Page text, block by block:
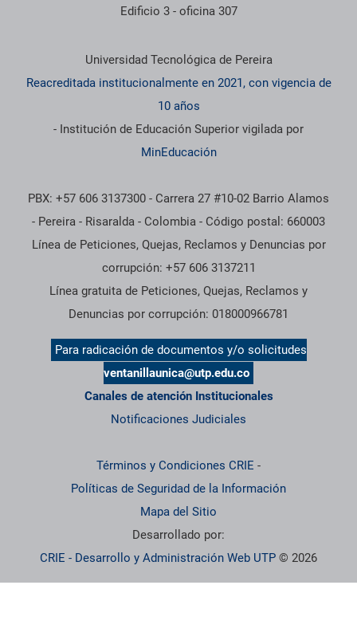
Edificio 3 - oficina 307
Información institucional
Universidad Tecnológica de Pereira
Reacreditada institucionalmente en 2021, con vigencia de
10 años
- Institución de Educación Superior vigilada por
MinEducación
PBX: +57 606 3137300 - Carrera 27 #10-02 Barrio Alamos
- Pereira - Risaralda - Colombia - Código postal: 660003
Línea de Peticiones, Quejas, Reclamos y Denuncias por
corrupción: +57 606 3137211
Línea gratuita de Peticiones, Quejas, Reclamos y
Denuncias por corrupción: 018000966781
Para radicación de documentos y/o solicitudes
ventanillaunica@utp.edu.co
Canales de atención Institucionales
Notificaciones Judiciales
Términos y Condiciones CRIE -
Políticas de Seguridad de la Información
Mapa del Sitio
Desarrollado por:
CRIE - Desarrollo y Administración Web UTP © 2026